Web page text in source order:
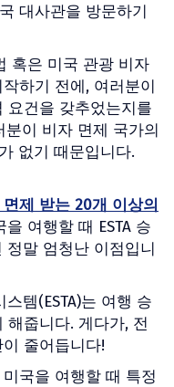
대사관을 방문하기
혹은 미국 관광 비자
하기 전에, 여러분이
요건을 갖추었는지를
이 비자 면제 국가의
없기 때문입니다.
제 받는 20개 이상의
여행할 때 ESTA 승
정말 엄청난 이점입니
템(ESTA)는 여행 승
해줍니다. 게다가, 전
줄어듭니다!
국을 여행할 때 특정